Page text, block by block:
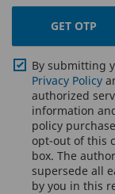
GET OTP
By submitting
Privacy Policy
authorized
information
policy
opt-out of this
box. The
supersede all
by you in this